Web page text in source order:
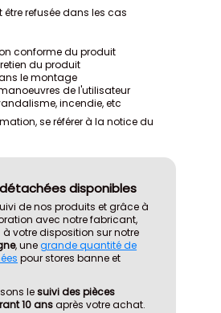
être refusée dans les cas
conforme du produit
du produit
le montage
de l'utilisateur
incendie, etc
se référer à la notice du
disponibles
de nos produits et grâce à
avec notre fabricant,
votre disposition sur notre
, unegrande quantité de
pour stores banne et
lesuivi des pièces
10 ansaprès votre achat.